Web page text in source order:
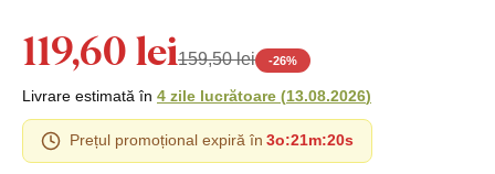
119,60 lei159,50 lei -26%
Livrare estimată în 4 zile lucrătoare (13.08.2026)
Prețul promoțional expiră în 3o:21m:19s